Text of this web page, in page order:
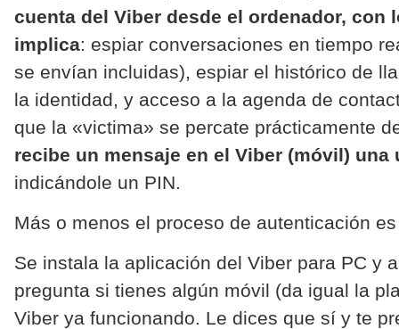
cuenta del Viber desde el ordenador, con
implica: espiar conversaciones en tiempo
se envían incluidas), espiar el histórico de
la identidad, y acceso a la agenda de
que la «victima» se percate prácticamente
recibe un mensaje en el Viber (móvil) una
indicándole un PIN.
Más o menos el proceso de autenticación
Se instala la aplicación del Viber para PC y
pregunta si tienes algún móvil (da igual la
Viber ya funcionando. Le dices que sí y te